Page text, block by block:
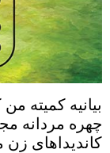
بیانیه کمیته
چهره مردانه
کاندیداهای